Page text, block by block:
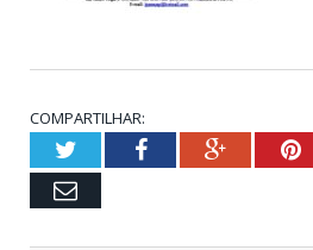
COMPARTILHAR:
TwitterFacebookGoogle+
Email